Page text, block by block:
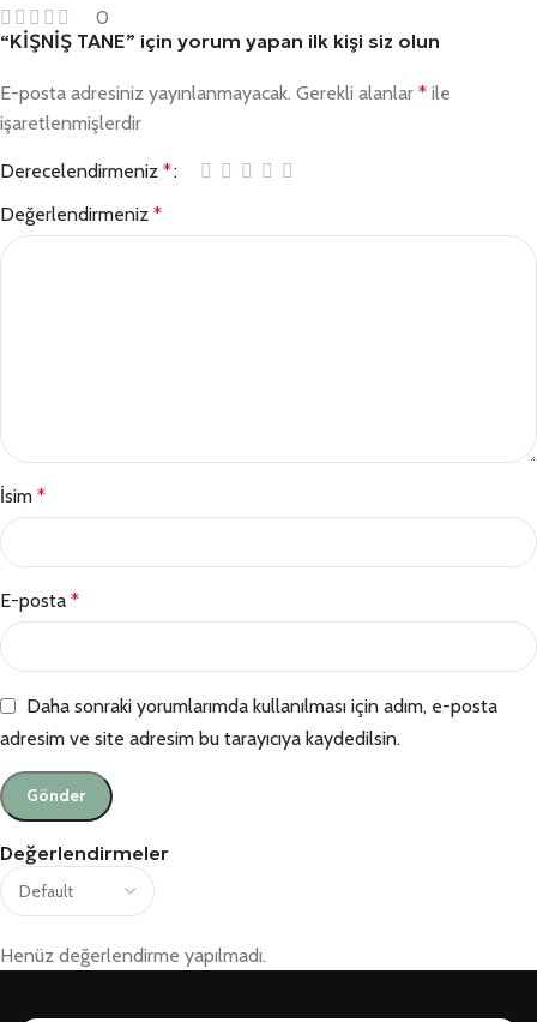
0
Değerlendirmeler
Henüz değerlendirme yapılmadı.
“KİŞNİŞ TANE” için yorum yapan ilk kişi siz olun
E-posta adresiniz yayınlanmayacak. Gerekli alanlar * ile
işaretlenmişlerdir
Derecelendirmeniz *
Değerlendirmeniz *
İsim *
E-posta *
Daha sonraki yorumlarımda kullanılması için adım, e-posta
adresim ve site adresim bu tarayıcıya kaydedilsin.